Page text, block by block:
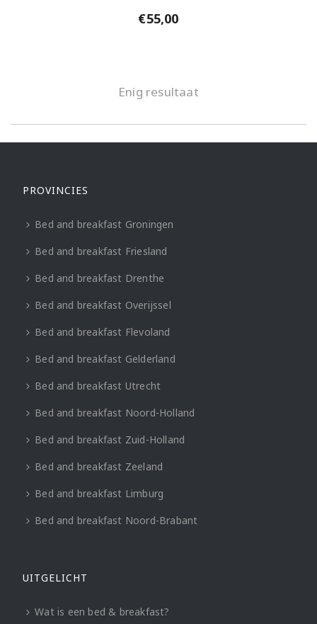
€55,00
Enig resultaat
PROVINCIES
Bed and breakfast Groningen
Bed and breakfast Friesland
Bed and breakfast Drenthe
Bed and breakfast Overijssel
Bed and breakfast Flevoland
Bed and breakfast Gelderland
Bed and breakfast Utrecht
Bed and breakfast Noord-Holland
Bed and breakfast Zuid-Holland
Bed and breakfast Zeeland
Bed and breakfast Limburg
Bed and breakfast Noord-Brabant
UITGELICHT
Wat is een bed & breakfast?